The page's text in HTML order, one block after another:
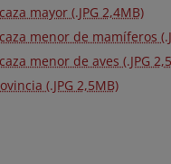
mayor (.JPG 2,4MB)
menor de mamíferos
menor de aves (.JPG
(.JPG 2,5MB)